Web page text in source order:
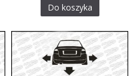
Do koszyka